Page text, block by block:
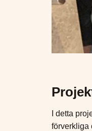
I detta
förverkliga